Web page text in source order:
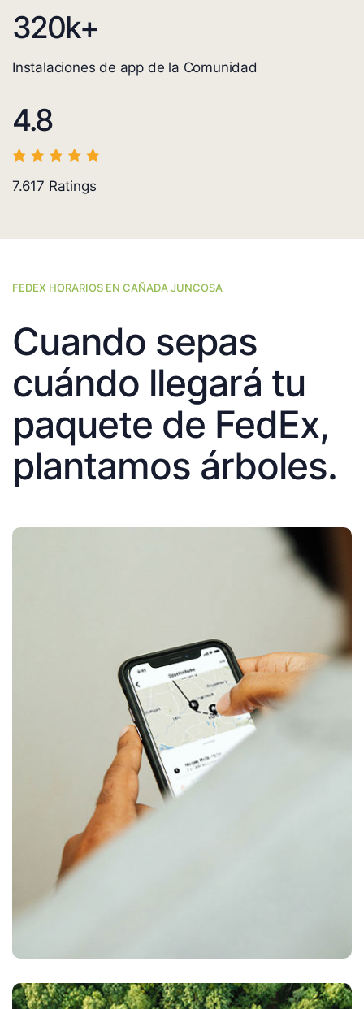
320k+
Instalaciones de app de la Comunidad
4.8
7.617 Ratings
FEDEX HORARIOS EN CAÑADA JUNCOSA
Cuando sepas
cuándo llegará tu
paquete de FedEx,
plantamos árboles.